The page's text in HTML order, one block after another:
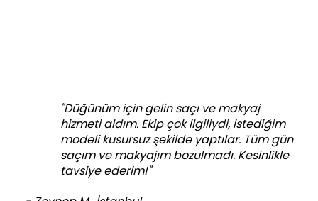
"Düğünüm için gelin saçı ve makyaj
hizmeti aldım. Ekip çok ilgiliydi, istediğim
modeli kusursuz şekilde yaptılar. Tüm gün
saçım ve makyajım bozulmadı. Kesinlikle
tavsiye ederim!"